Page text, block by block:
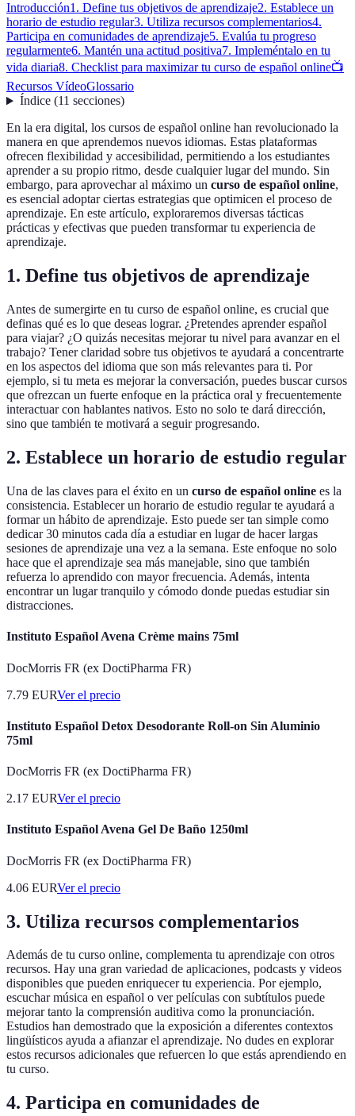
Introducción1. Define tus objetivos de aprendizaje2. Establece un
horario de estudio regular3. Utiliza recursos complementarios4.
Participa en comunidades de aprendizaje5. Evalúa tu progreso
regularmente6. Mantén una actitud positiva7. Impleméntalo en tu
vida diaria8. Checklist para maximizar tu curso de español online📺
Recursos VídeoGlossario
Índice(11 secciones)
En la era digital, los cursos de español online han revolucionado la
manera en que aprendemos nuevos idiomas. Estas plataformas
ofrecen flexibilidad y accesibilidad, permitiendo a los estudiantes
aprender a su propio ritmo, desde cualquier lugar del mundo. Sin
embargo, para aprovechar al máximo un curso de español online,
es esencial adoptar ciertas estrategias que optimicen el proceso de
aprendizaje. En este artículo, exploraremos diversas tácticas
prácticas y efectivas que pueden transformar tu experiencia de
aprendizaje.
1. Define tus objetivos de aprendizaje
Antes de sumergirte en tu curso de español online, es crucial que
definas qué es lo que deseas lograr. ¿Pretendes aprender español
para viajar? ¿O quizás necesitas mejorar tu nivel para avanzar en el
trabajo? Tener claridad sobre tus objetivos te ayudará a concentrarte
en los aspectos del idioma que son más relevantes para ti. Por
ejemplo, si tu meta es mejorar la conversación, puedes buscar cursos
que ofrezcan un fuerte enfoque en la práctica oral y frecuentemente
interactuar con hablantes nativos. Esto no solo te dará dirección,
sino que también te motivará a seguir progresando.
2. Establece un horario de estudio regular
Una de las claves para el éxito en un curso de español online es la
consistencia. Establecer un horario de estudio regular te ayudará a
formar un hábito de aprendizaje. Esto puede ser tan simple como
dedicar 30 minutos cada día a estudiar en lugar de hacer largas
sesiones de aprendizaje una vez a la semana. Este enfoque no solo
hace que el aprendizaje sea más manejable, sino que también
refuerza lo aprendido con mayor frecuencia. Además, intenta
encontrar un lugar tranquilo y cómodo donde puedas estudiar sin
distracciones.
Instituto Español Avena Crème mains 75ml
DocMorris FR (ex DoctiPharma FR)
7.79 EURVer el precio
Instituto Español Detox Desodorante Roll-on Sin Aluminio
75ml
DocMorris FR (ex DoctiPharma FR)
2.17 EURVer el precio
Instituto Español Avena Gel De Baño 1250ml
DocMorris FR (ex DoctiPharma FR)
4.06 EURVer el precio
3. Utiliza recursos complementarios
Además de tu curso online, complementa tu aprendizaje con otros
recursos. Hay una gran variedad de aplicaciones, podcasts y videos
disponibles que pueden enriquecer tu experiencia. Por ejemplo,
escuchar música en español o ver películas con subtítulos puede
mejorar tanto la comprensión auditiva como la pronunciación.
Estudios han demostrado que la exposición a diferentes contextos
lingüísticos ayuda a afianzar el aprendizaje. No dudes en explorar
estos recursos adicionales que refuercen lo que estás aprendiendo en
tu curso.
4. Participa en comunidades de